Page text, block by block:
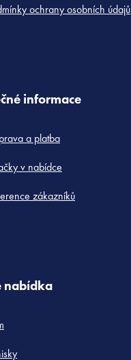
ochrany osobních údajů
informace
a platba
v nabídce
zákazníků
nabídka